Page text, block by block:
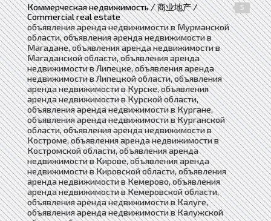
Коммерческая недвижимость / 商业地产 /
Commercial real estate
5
объявления аренда недвижимости в Мурманской
области, объявления аренда недвижимости в
Магадане, объявления аренда недвижимости в
Магаданской области, объявления аренда
недвижимости в Липецке, объявления аренда
недвижимости в Липецкой области, объявления
аренда недвижимости в Курске, объявления
аренда недвижимости в Курской области,
объявления аренда недвижимости в Кургане,
объявления аренда недвижимости в Курганской
области, объявления аренда недвижимости в
Костроме, объявления аренда недвижимости в
Костромской области, объявления аренда
недвижимости в Кирове, объявления аренда
недвижимости в Кировской области, объявления
аренда недвижимости в Кемерово, объявления
аренда недвижимости в Кемеровской области,
объявления аренда недвижимости в Калуге,
объявления аренда недвижимости в Калужской